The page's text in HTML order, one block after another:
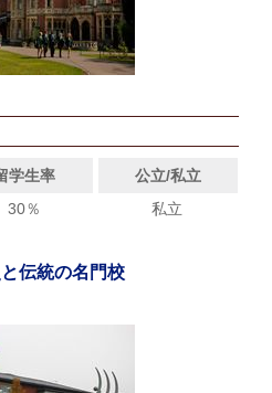
学生率
公立/私立
30％ 私立
伝統の名門校